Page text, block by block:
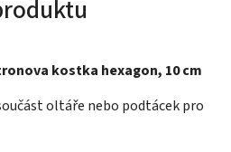
kostka hexagon, 10 cm
oltáře nebo podtácek pro